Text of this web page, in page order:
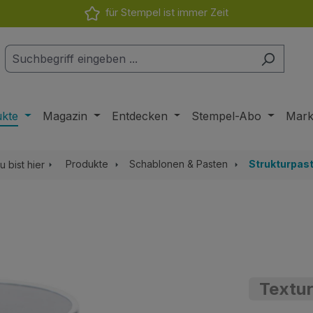
für Stempel ist immer Zeit
Magazin Entdecken Stempel-Abo
bist hier Produkte Schablonen & Pasten